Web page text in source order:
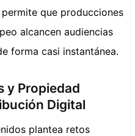
que producciones
alcancen audiencias
forma casi instantánea.
y Propiedad
Digital
plantea retos